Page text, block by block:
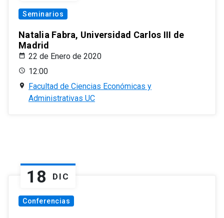
Seminarios
Natalia Fabra, Universidad Carlos III de
Madrid
22 de Enero de 2020
12:00
Facultad de Ciencias Económicas y
Administrativas UC
18 DIC
Conferencias